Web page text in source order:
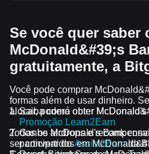
Se você quer saber
McDonald&#39;s
gratuitamente, a
Você pode comprar
formas além de usar dinheiro.
alocar, poderá obter
Saiba como obter
Promoção Learn2Earn
Ganhe McDonald's Bank
participar doAssist2Earnda
Todos os airdrops e
ser convertidos em